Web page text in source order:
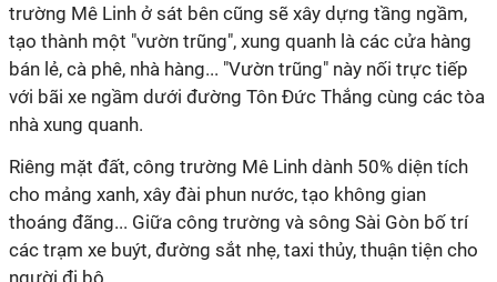
trường Mê Linh ở sát bên cũng sẽ xây dựng tầng ngầm,
tạo thành một "vườn trũng", xung quanh là các cửa hàng
bán lẻ, cà phê, nhà hàng... "Vườn trũng" này nối trực tiếp
với bãi xe ngầm dưới đường Tôn Đức Thắng cùng các tòa
nhà xung quanh.
Riêng mặt đất, công trường Mê Linh dành 50% diện tích
cho mảng xanh, xây đài phun nước, tạo không gian
thoáng đãng... Giữa công trường và sông Sài Gòn bố trí
các trạm xe buýt, đường sắt nhẹ, taxi thủy, thuận tiện cho
người đi bộ...